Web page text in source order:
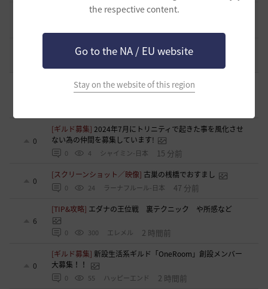
the respective content.
Go to the NA / EU website
Stay on the website of this region
エント研究室動画集
コミュニティの利用にあたって
[クラス攻略][エージェント攻略]イカ流伝承AG：PVE手順
書-2026.8-
0
[ギルド募集]2024年7月にトリニティで起きた事を風化させ
ない為の仲間を募集しています!
0 4 シャイミン-日本 15 分前
0
[スクリーンショット／映像] 古巣の桟橋でおすまし
0 24 ラーナフルール-日本 47 分前
6
[TIP&攻略] エダナの王位戦 裏テクニック や所感など
0 300 エレメル 2 時間前
0
[ギルド募集]新設生活系ギルド「OneRoom」創設メンバー
大募集！！
0 55 ハッピーエンド 2 時間前